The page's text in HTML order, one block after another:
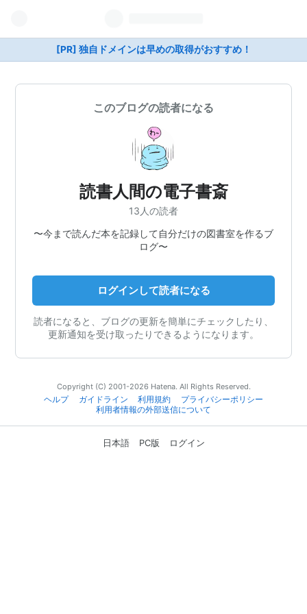
[PR] 独自ドメインは早めの取得がおすすめ！
このブログの読者になる
読書人間の電子書斎
13人の読者
〜今まで読んだ本を記録して自分だけの図書室を作るブ
ログ〜
ログインして読者になる
読者になると、ブログの更新を簡単にチェックしたり、
更新通知を受け取ったりできるようになります。
Copyright (C) 2001-2026 Hatena. All Rights Reserved.
ヘルプ
ガイドライン 利用規約
プライバシーポリシー
利用者情報の外部送信について
日本語 PC版 ログイン